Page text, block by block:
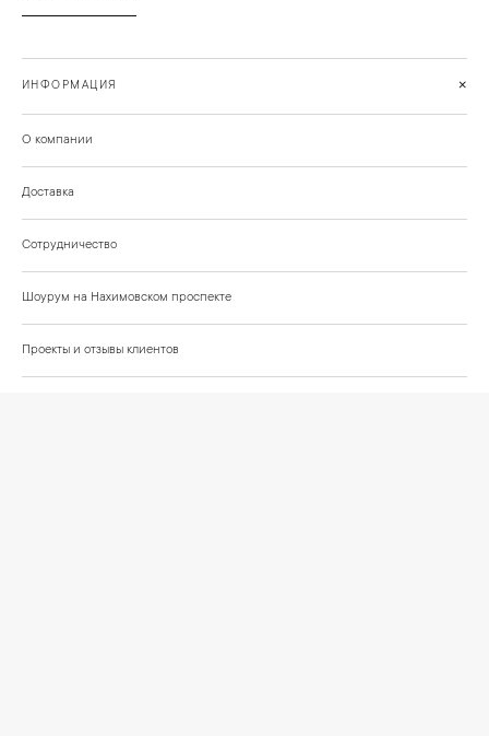
ИНФОРМАЦИЯ +
О компании
Доставка
Сотрудничество
Шоурум на Нахимовском проспекте
Проекты и отзывы клиентов